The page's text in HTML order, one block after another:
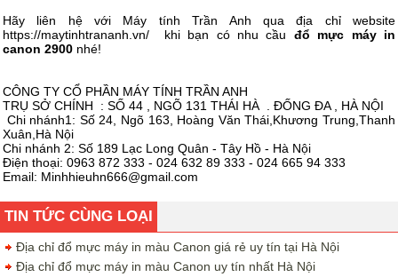
Hãy liên hệ với Máy tính Trần Anh qua địa chỉ website
https://maytinhtrananh.vn/ khi bạn có nhu cầu đổ mực máy in
canon 2900 nhé!
CÔNG TY CỔ PHẦN MÁY TÍNH TRẦN ANH
TRỤ SỞ CHÍNH : SỐ 44 , NGÕ 131 THÁI HÀ . ĐỐNG ĐA , HÀ NỘI
Chi nhánh1: Số 24, Ngõ 163, Hoàng Văn Thái,Khương Trung,Thanh
Xuân,Hà Nội
Chi nhánh 2: Số 189 Lạc Long Quân - Tây Hồ - Hà Nội
Điện thoại: 0963 872 333 - 024 632 89 333 - 024 665 94 333
Email: Minhhieuhn666@gmail.com
TIN TỨC CÙNG LOẠI
Địa chỉ đổ mực máy in màu Canon giá rẻ uy tín tại Hà Nội
Địa chỉ đổ mực máy in màu Canon uy tín nhất Hà Nội